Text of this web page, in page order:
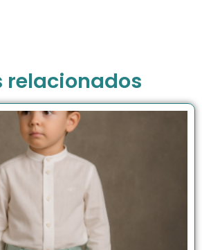
relacionados